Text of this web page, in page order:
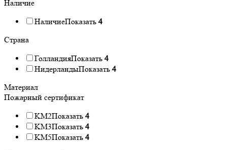
Наличие
НаличиеПоказать 4
Страна
ГолландияПоказать 4
НидерландыПоказать 4
Материал
Пожарный сертификат
KM2Показать 4
KM3Показать 4
KM5Показать 4